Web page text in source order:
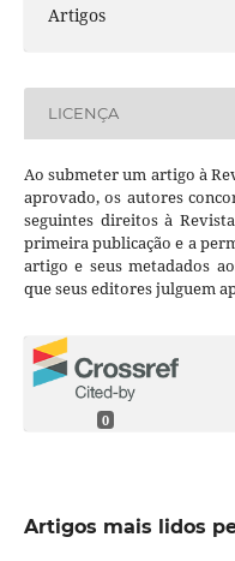
Artigos
LICENÇA
Ao submeter um artigo à
aprovado, os autores
seguintes direitos à
primeira publicação e a
artigo e seus metadados
que seus editores julguem
0
Artigos mais lidos